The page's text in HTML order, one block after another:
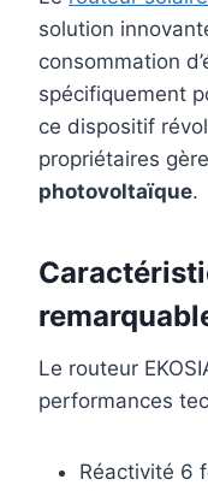
solution
consommation
spécifiquement
ce dispositif
propriétaires
photovoltaïque.
Le routeur
performances
Réactivité 6